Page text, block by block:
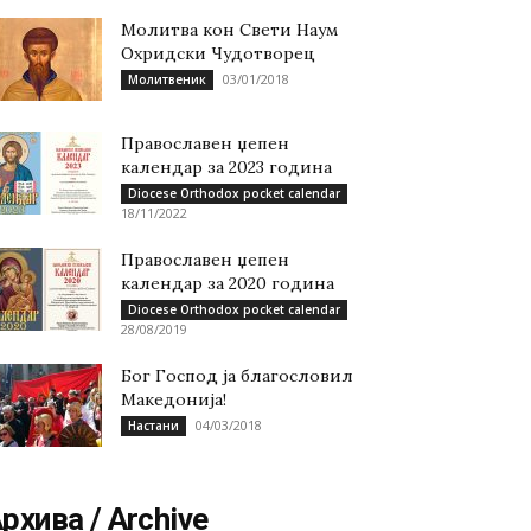
Молитва кон Свети Наум
Охридски Чудотворец
Молитвеник 03/01/2018
Православен џепен
календар за 2023 година
Diocese Orthodox pocket calendar
18/11/2022
Православен џепен
календар за 2020 година
Diocese Orthodox pocket calendar
28/08/2019
Бог Господ ја благословил
Македонија!
Настани 04/03/2018
/ Archive